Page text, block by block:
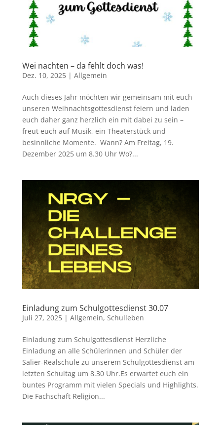
Wei nachten – da fehlt doch was!
Dez. 10, 2025| Allgemein
Auch dieses Jahr möchten wir gemeinsam mit euch
unseren Weihnachtsgottesdienst feiern und laden
euch daher ganz herzlich ein mit dabei zu sein –
freut euch auf Musik, ein Theaterstück und
besinnliche Momente. Wann? Am Freitag, 19.
Dezember 2025 um 8.30 Uhr Wo?...
Einladung zum Schulgottesdienst 30.07
Juli 27, 2025| Allgemein, Schulleben
Einladung zum Schulgottesdienst Herzliche
Einladung an alle Schülerinnen und Schüler der
Salier-Realschule zu unserem Schulgottesdienst am
letzten Schultag um 8.30 Uhr.Es erwartet euch ein
buntes Programm mit vielen Specials und Highlights.
Die Fachschaft Religion...